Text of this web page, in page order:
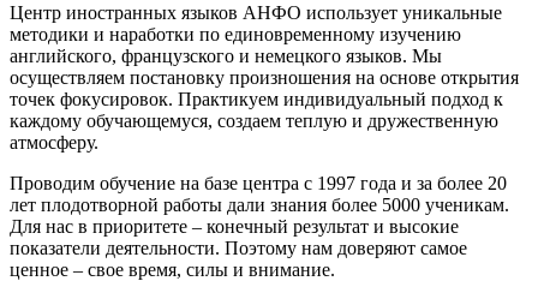
Центр иностранных языков АНФО использует уникальные
методики и наработки по единовременному изучению
английского, французского и немецкого языков. Мы
осуществляем постановку произношения на основе открытия
точек фокусировок. Практикуем индивидуальный подход к
каждому обучающемуся, создаем теплую и дружественную
атмосферу.
Проводим обучение на базе центра с 1997 года и за более 20
лет плодотворной работы дали знания более 5000 ученикам.
Для нас в приоритете – конечный результат и высокие
показатели деятельности. Поэтому нам доверяют самое
ценное – свое время, силы и внимание.